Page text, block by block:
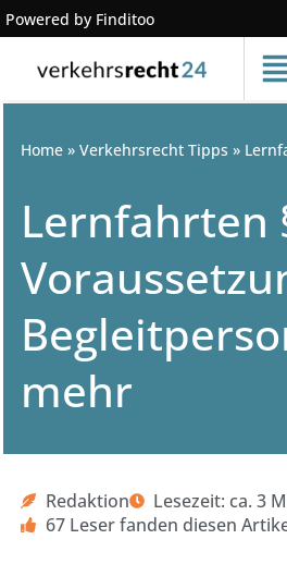
Powered by Finditoo
Home » Verkehrsrecht Tipps »
Lernfahrten
mehr
Redaktion Lesezeit: ca. 3
67 Leser fanden diesen